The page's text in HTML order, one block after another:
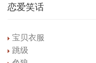
恋爱笑话
宝贝衣服
跳级